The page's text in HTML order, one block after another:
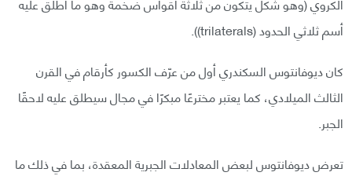
أسم ثلاثي الحدود (trilaterals)).
كان ديوفانتوس السكندري أول من عرّف الكسور كأرقام في القرن
الثالث الميلادي، كما يعتبر مخترعًا مبكرًا في مجال سيطلق عليه لاحقًا
الجبر.
تعرض ديوفانتوس لبعض المعادلات الجبرية المعقدة، بما في ذلك ما